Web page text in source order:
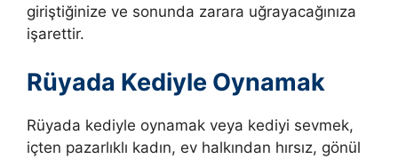
giriştiğinize ve sonunda zarara uğrayacağınıza
işarettir.
Rüyada Kediyle Oynamak
Rüyada kediyle oynamak veya kediyi sevmek,
içten pazarlıklı kadın, ev halkından hırsız, gönül